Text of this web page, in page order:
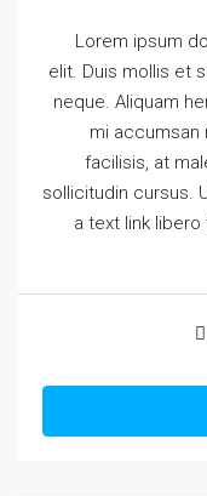
Lorem ipsum
elit. Duis mollis et
neque. Aliquam
mi accumsan
facilisis, at
sollicitudin cursus.
a text link